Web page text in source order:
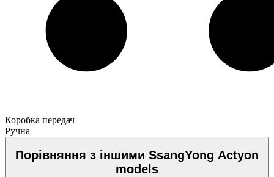
Коробка передач
Ручна
Порівняння з іншими SsangYong Actyon
models